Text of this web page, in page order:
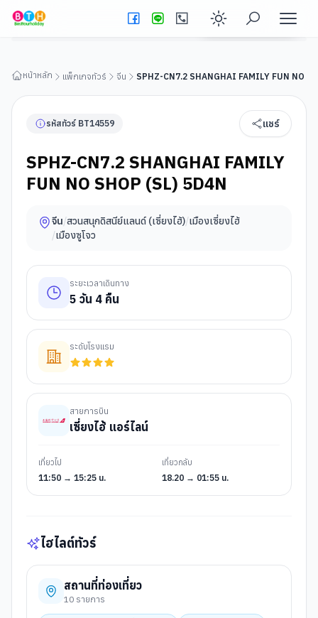
Enable dark
SPHZ-CN7.2 SHANGHAI FAMILY FUN NO SHOP (SL) 5D4N
ดูรายละเอียดทัวร์
หน้าหลัก แพ็กเกจทัวร์ จีน SPHZ-CN7.2 SHANGHAI FAMILY FUN NO
รหัสทัวร์ BT14559 แชร์
SPHZ-CN7.2 SHANGHAI FAMILY
FUN NO SHOP (SL) 5D4N
จีน/สวนสนุกดิสนีย์แลนด์ (เซี่ยงไฮ้)/เมืองเซี่ยงไฮ้
/เมืองซูโจว
ระยะเวลาเดินทาง
5 วัน 4 คืน
ระดับโรงแรม
สายการบิน
เซี่ยงไฮ้ แอร์ไลน์
เที่ยวไป
11:50 → 15:25 น.
เที่ยวกลับ
18.20 → 01:55 น.
ไฮไลต์ทัวร์
สถานที่ท่องเที่ยว
10 รายการ